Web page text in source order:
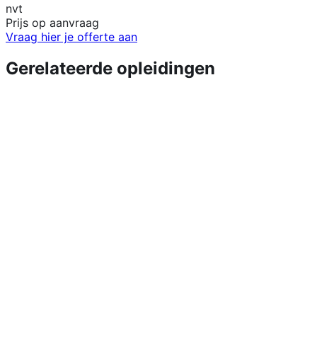
nvt
Prijs op aanvraag
Vraag hier je offerte aan
Gerelateerde opleidingen